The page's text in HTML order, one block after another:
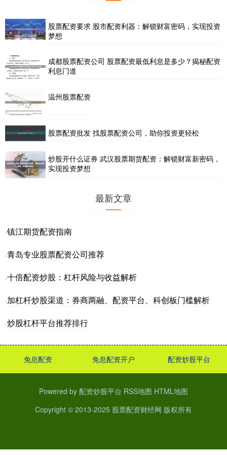
股票配资要求 股市配资利器：解锁财富密码，实现投资
梦想
成都股票配资公司 股票配资最低利息是多少？揭秘配资
利息门道
温州股票配资
股票配资批发 找股票配资公司，助你投资更轻松
炒股开什么证券 武汉股票期货配资：解锁财富新密码，
实现投资梦想
最新文章
·镇江期货配资指南
·青岛专业股票配资公司推荐
·十倍配资炒股：杠杆风险与收益解析
·加杠杆炒股渠道：券商两融、配资平台、科创板门槛解析
·炒股杠杆平台推荐排行
免息配资 免息配资开户 配资炒股平台
Powered by 配资炒股平台 RSS地图 HTML地图
Copyright © 2013-2025 股票配资财经网 版权所有